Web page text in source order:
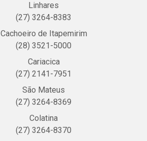
Linhares
(27) 3264-8383
Cachoeiro de Itapemirim
(28) 3521-5000
Cariacica
(27) 2141-7951
São Mateus
(27) 3264-8369
Colatina
(27) 3264-8370